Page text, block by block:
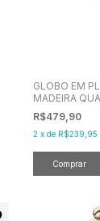
GLOBO EM
MADEIRA
R$479,90
2 x de R$239,95